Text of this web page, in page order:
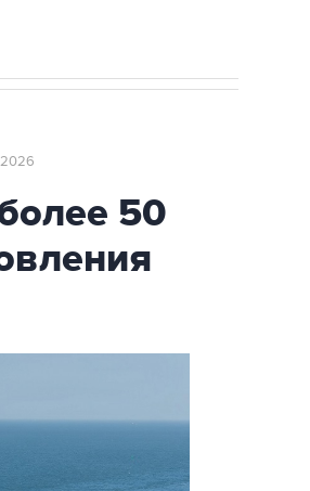
50